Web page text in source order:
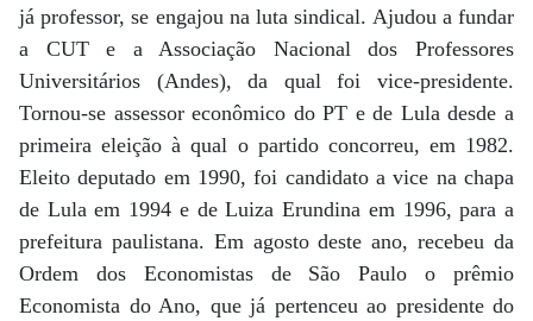
já professor, se engajou na luta sindical. Ajudou a fundar
a CUT e a Associação Nacional dos Professores
Universitários (Andes), da qual foi vice-presidente.
Tornou-se assessor econômico do PT e de Lula desde a
primeira eleição à qual o partido concorreu, em 1982.
Eleito deputado em 1990, foi candidato a vice na chapa
de Lula em 1994 e de Luiza Erundina em 1996, para a
prefeitura paulistana. Em agosto deste ano, recebeu da
Ordem dos Economistas de São Paulo o prêmio
Economista do Ano, que já pertenceu ao presidente do